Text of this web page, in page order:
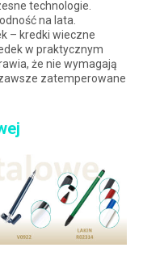
technologie.
na lata.
– kredki wieczne
w praktycznym
że nie wymagają
zatemperowane